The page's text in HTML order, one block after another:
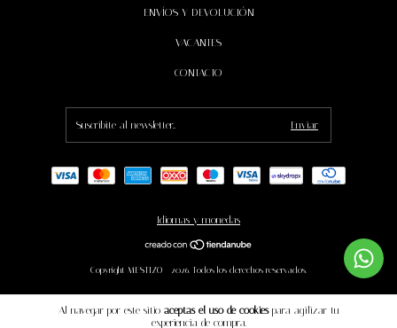
Al navegar por este sitio aceptas el uso de cookiespara agilizar tu
experiencia de compra.
ENVÍOS Y DEVOLUCIÓN
VACANTES
CONTACTO
Idiomas y monedas
Copyright MESTIZO - 2026. Todos los derechos reservados.